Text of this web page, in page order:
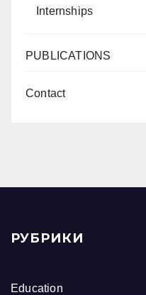
Internships
PUBLICATIONS
Contact
РУБРИКИ
Education